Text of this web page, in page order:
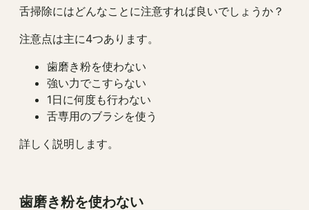
舌掃除にはどんなことに注意すれば良いでしょうか？
注意点は主に4つあります。
歯磨き粉を使わない
強い力でこすらない
1日に何度も行わない
舌専用のブラシを使う
詳しく説明します。
歯磨き粉を使わない